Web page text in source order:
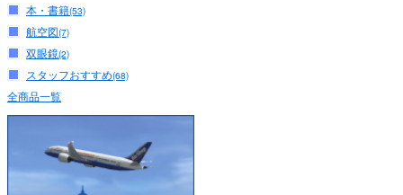
本・書籍(53)
航空図(7)
双眼鏡(2)
スタッフおすすめ(68)
全商品一覧